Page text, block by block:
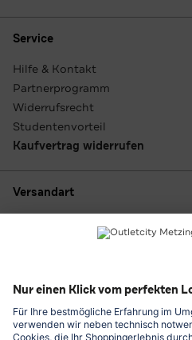
Service
Hilfe & Kontakt
Partnerprogramm
Widerrufsrecht
Studentenvorteil
Kaufvertrag widerrufen
Versandart